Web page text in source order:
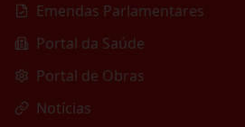
Emendas Parlamentares
Portal da Saúde
Portal de Obras
Notícias